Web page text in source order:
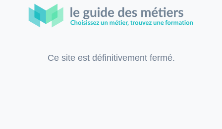
Ce site est définitivement fermé.